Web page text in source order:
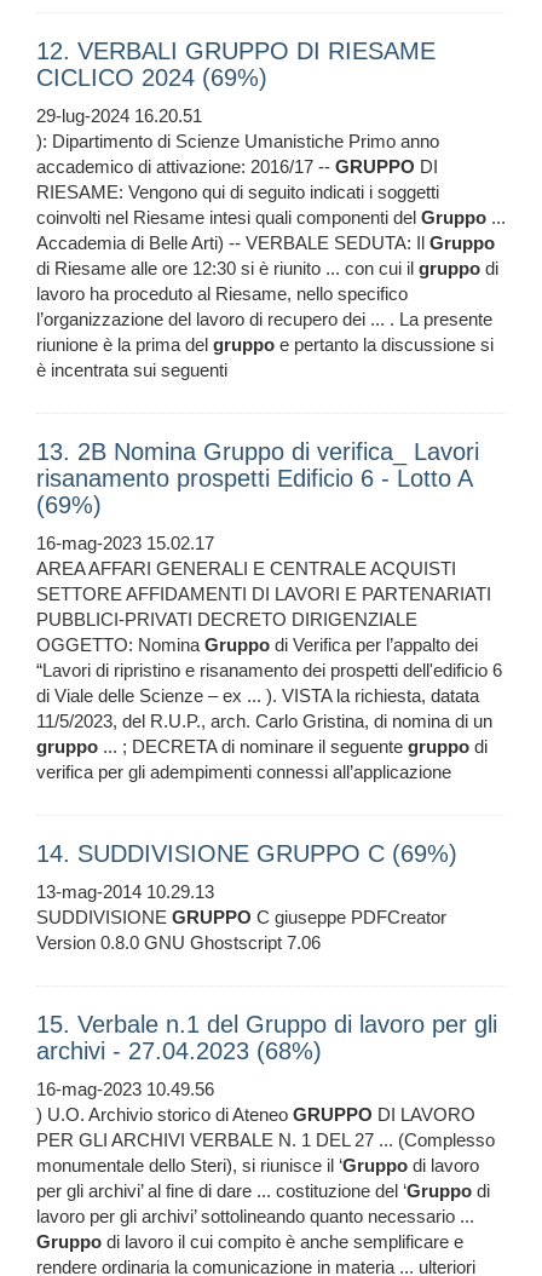
12. VERBALI GRUPPO DI RIESAME
CICLICO 2024 (69%)
29-lug-2024 16.20.51
): Dipartimento di Scienze Umanistiche Primo anno
accademico di attivazione: 2016/17 -- GRUPPO DI
RIESAME: Vengono qui di seguito indicati i soggetti
coinvolti nel Riesame intesi quali componenti del Gruppo ...
Accademia di Belle Arti) -- VERBALE SEDUTA: Il Gruppo
di Riesame alle ore 12:30 si è riunito ... con cui il gruppo di
lavoro ha proceduto al Riesame, nello specifico
l’organizzazione del lavoro di recupero dei ... . La presente
riunione è la prima del gruppo e pertanto la discussione si
è incentrata sui seguenti
13. 2B Nomina Gruppo di verifica_ Lavori
risanamento prospetti Edificio 6 - Lotto A
(69%)
16-mag-2023 15.02.17
AREA AFFARI GENERALI E CENTRALE ACQUISTI
SETTORE AFFIDAMENTI DI LAVORI E PARTENARIATI
PUBBLICI-PRIVATI DECRETO DIRIGENZIALE
OGGETTO: NominaGruppo di Verifica per l’appalto dei
“Lavori di ripristino e risanamento dei prospetti dell'edificio 6
di Viale delle Scienze – ex ... ). VISTA la richiesta, datata
11/5/2023, del R.U.P., arch. Carlo Gristina, di nomina di un
gruppo ... ; DECRETA di nominare il seguente gruppo di
verifica per gli adempimenti connessi all’applicazione
14. SUDDIVISIONE GRUPPO C (69%)
13-mag-2014 10.29.13
SUDDIVISIONE GRUPPO C giuseppe PDFCreator
Version 0.8.0 GNU Ghostscript 7.06
15. Verbale n.1 del Gruppo di lavoro per gli
archivi - 27.04.2023 (68%)
16-mag-2023 10.49.56
) U.O. Archivio storico di Ateneo GRUPPO DI LAVORO
PER GLI ARCHIVI VERBALE N. 1 DEL 27 ... (Complesso
monumentale dello Steri), si riunisce il ‘Gruppo di lavoro
per gli archivi’ al fine di dare ... costituzione del ‘Gruppo di
lavoro per gli archivi’ sottolineando quanto necessario ...
Gruppo di lavoro il cui compito è anche semplificare e
rendere ordinaria la comunicazione in materia ... ulteriori